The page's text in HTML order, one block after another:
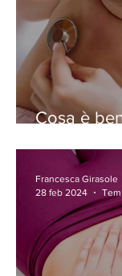
Cosa è
Francesca Girasole
28 feb 2024